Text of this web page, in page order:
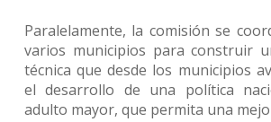
Paralelamente, la comisión se
varios municipios para construir
técnica que desde los municipios
el desarrollo de una política
adulto mayor, que permita una